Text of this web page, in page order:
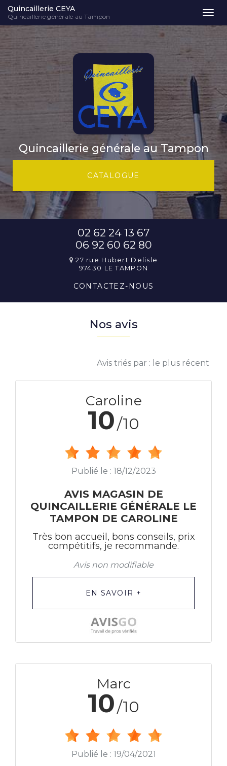
Aller
au
principal
Quincaillerie CEYA
Quincaillerie générale au Tampon
Quincaillerie générale au Tampon
CATALOGUE
02 62 24 13 67
06 92 60 62 80
27 rue Hubert Delisle
97430 LE TAMPON
CONTACTEZ- NOUS
Nos avis
Avis triés par : le plus récent
Caroline
10/10
Publié le : 18/12/2023
AVIS MAGASIN DE
QUINCAILLERIE GÉNÉRALE LE
TAMPON DE CAROLINE
Très bon accueil, bons conseils, prix
compétitifs, je recommande.
Avis non modifiable
EN SAVOIR +
Marc
10/10
Publié le : 19/04/2021